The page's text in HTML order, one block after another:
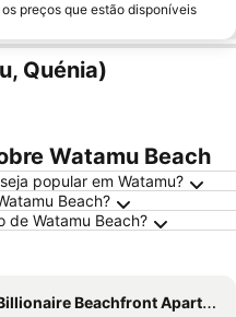
preços que estão disponíveis
Quénia)
Watamu Beach
popular em Watamu?
Beach?
de Watamu Beach?
Beachfront Apartments